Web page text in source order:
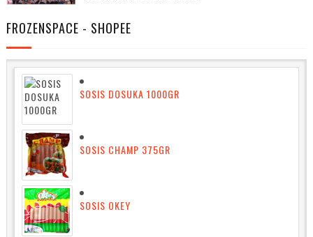
FROZENSPACE - SHOPEE
SOSIS DOSUKA 1000GR
SOSIS CHAMP 375GR
SOSIS OKEY